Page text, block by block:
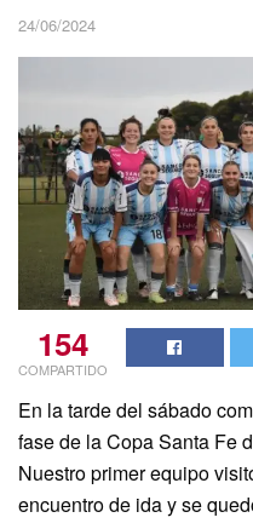
24/06/2024
154
COMPARTIDO
En la tarde del sábado
fase de la Copa Santa Fe
Nuestro primer equipo
encuentro de ida y se